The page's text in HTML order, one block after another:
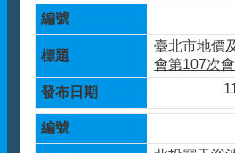
臺北市地價
會第107次